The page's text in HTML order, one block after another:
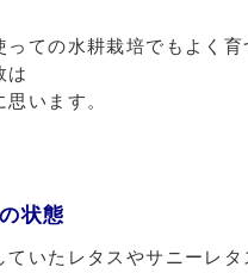
ての水耕栽培でもよく育
は
います。
状態
いたレタスやサニーレタ